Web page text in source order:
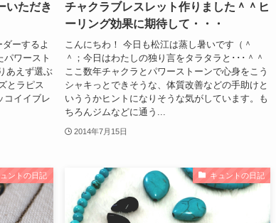
いただき
ーするよ
パワースト
あえず選ぶ
とラピス
コイイブレ
チャクラブレスレット作りました＾＾ヒ
ーリング効果に期待して・・・
こんにちわ！ 今日も松江は蒸し暑いです（＾
＾；今日はわたしの独り言をタラタラと･･･＾＾
ここ数年チャクラとパワーストーンで心身をこう
シャキっとできそうな、体質改善などの手助けと
いううかヒントになりそうな気がしています。も
ちろんジムなどに通う...
2014年7月15日
ントの日記 キュントの日記